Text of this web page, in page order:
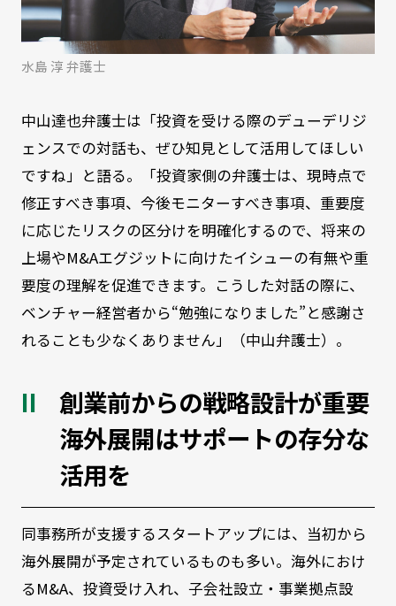
水島 淳 弁護士
中山達也弁護士は「投資を受ける際のデューデリジ
ェンスでの対話も、ぜひ知見として活用してほしい
ですね」と語る。「投資家側の弁護士は、現時点で
修正すべき事項、今後モニターすべき事項、重要度
に応じたリスクの区分けを明確化するので、将来の
上場やM&Aエグジットに向けたイシューの有無や重
要度の理解を促進できます。こうした対話の際に、
ベンチャー経営者から“勉強になりました”と感謝さ
れることも少なくありません」（中山弁護士）。
創業前からの戦略設計が重要
海外展開はサポートの存分な
活用を
同事務所が支援するスタートアップには、当初から
海外展開が予定されているものも多い。海外におけ
るM&A、投資受け入れ、子会社設立・事業拠点設